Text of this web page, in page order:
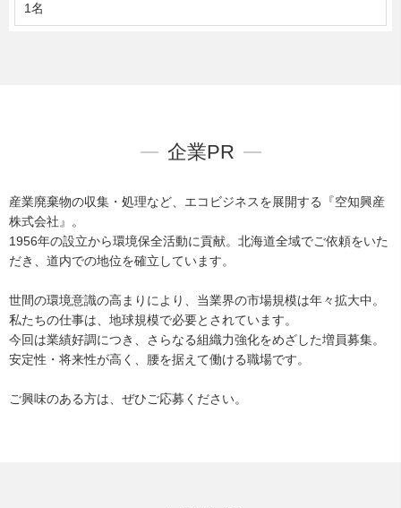
1名
企業PR
産業廃棄物の収集・処理など、エコビジネスを展開する『空知興産
株式会社』。
1956年の設立から環境保全活動に貢献。北海道全域でご依頼をいた
だき、道内での地位を確立しています。
世間の環境意識の高まりにより、当業界の市場規模は年々拡大中。
私たちの仕事は、地球規模で必要とされています。
今回は業績好調につき、さらなる組織力強化をめざした増員募集。
安定性・将来性が高く、腰を据えて働ける職場です。
ご興味のある方は、ぜひご応募ください。